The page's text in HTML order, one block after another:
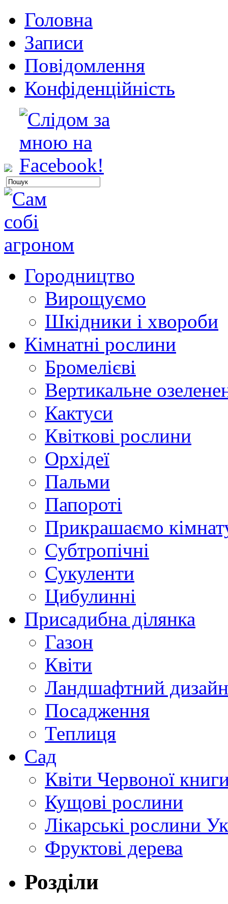
Головна
Записи
Повідомлення
Конфіденційність
Городництво
Вирощуємо
Шкідники і хвороби
Кімнатні рослини
Бромелієві
Вертикальне
Кактуси
Квіткові рослини
Орхідеї
Пальми
Папороті
Прикрашаємо
Субтропічні
Сукуленти
Цибулинні
Присадибна ділянка
Газон
Квіти
Ландшафтний дизайн
Посадження
Теплиця
Сад
Квіти Червоної
Кущові рослини
Лікарські рослини
Фруктові дерева
Розділи